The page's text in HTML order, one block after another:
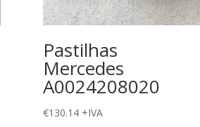
Pastilhas
Mercedes
A0024208020
€130.14 +IVA